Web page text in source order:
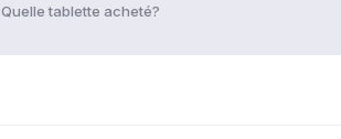
Quelle tablette acheté?